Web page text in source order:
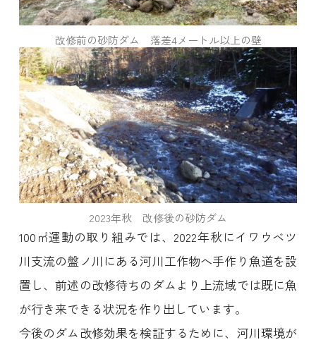
改修前の砂防ダム 落差4メートル以上の壁
2023年秋 改修後の砂防ダム
100㎡運動の取り組みでは、2022年秋にイワウベツ
川支流の盤ノ川にある河川工作物へ手作り魚道を設
置し、前述の改修待ちのダムより上流域では既に魚
が行き来できる状況を作り出しています。
今後のダム改修効果を検証するために、河川環境が